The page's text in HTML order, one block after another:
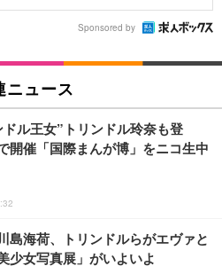
Sponsored by
ニュース
ル王女”トリンドル玲奈も登
催「国際まんが博」をニコ生中
島海荷、トリンドルらがエヴァと
少女写真展」がいよいよ